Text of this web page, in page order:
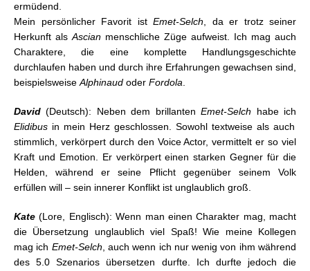
ermüdend.
Mein persönlicher Favorit istEmet-Selch , da er trotz seiner
Herkunft als Ascian menschliche Züge aufweist. Ich mag auch
Charaktere, die eine komplette Handlungsgeschichte
durchlaufen haben und durch ihre Erfahrungen gewachsen sind,
beispielsweise Alphinaud oder Fordola
David(Deutsch): Neben dem brillantenEmet-Selch habe ich
Elidibus in mein Herz geschlossen. Sowohl textweise als auch
stimmlich, verkörpert durch den Voice Actor, vermittelt er so viel
Kraft und Emotion. Er verkörpert einen starken Gegner für die
Helden, während er seine Pflicht gegenüber seinem Volk
erfüllen will – sein innerer Konflikt ist unglaublich groß.
Kate(Lore, Englisch): Wenn man einen Charakter mag, macht
die Übersetzung unglaublich viel Spaß! Wie meine Kollegen
mag ich Emet-Selch , auch wenn ich nur wenig von ihm während
des 5.0 Szenarios übersetzen durfte. Ich durfte jedoch die